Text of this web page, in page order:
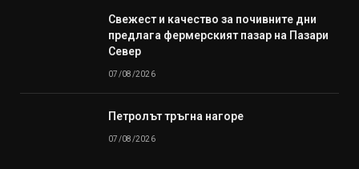
Свежест и качество за почивните дни
предлага фермерският пазар на Пазари
Север
07/08/2026
Петролът тръгна нагоре
07/08/2026